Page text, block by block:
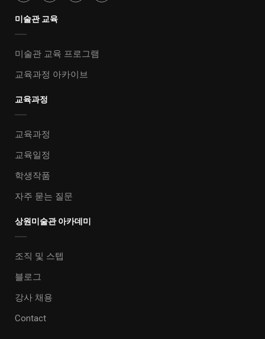
미술관 교육
미술관 교육 프로그램
교육과정 아카이브
교육과정
교육과정
교육일정
학생작품
자주 묻는 질문
상원미술관 아카데미
조직 및 스텝
블로그
강사 채용
Contact